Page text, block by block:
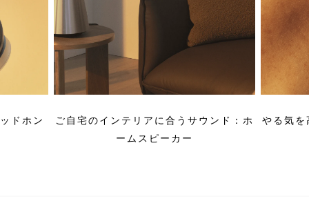
ドホン
ご自宅のインテリアに合うサウンド：ホ
ームスピーカー
やる気を